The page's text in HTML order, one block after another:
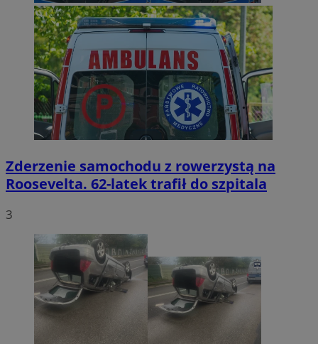
Zderzenie samochodu z rowerzystą na
Roosevelta. 62-latek trafił do szpitala
3